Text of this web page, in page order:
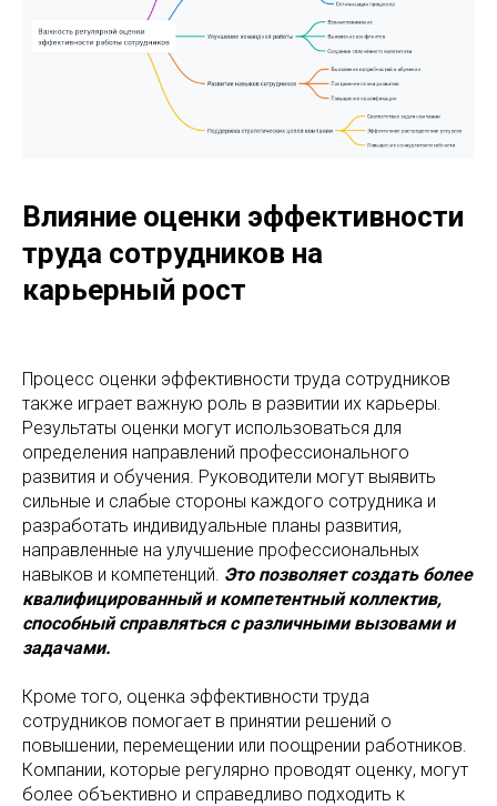
Влияние оценки эффективности
труда сотрудников на
карьерный рост
Процесс оценки эффективности труда сотрудников
также играет важную роль в развитии их карьеры.
Результаты оценки могут использоваться для
определения направлений профессионального
развития и обучения. Руководители могут выявить
сильные и слабые стороны каждого сотрудника и
разработать индивидуальные планы развития,
направленные на улучшение профессиональных
навыков и компетенций. Это позволяет создать более
квалифицированный и компетентный коллектив,
способный справляться с различными вызовами и
задачами.
Кроме того, оценка эффективности труда
сотрудников помогает в принятии решений о
повышении, перемещении или поощрении работников.
Компании, которые регулярно проводят оценку, могут
более объективно и справедливо подходить к